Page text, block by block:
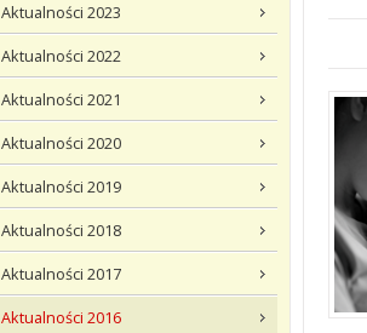
Aktualności 2023
Aktualności 2022
Aktualności 2021
Aktualności 2020
Aktualności 2019
Aktualności 2018
Aktualności 2017
Aktualności 2016